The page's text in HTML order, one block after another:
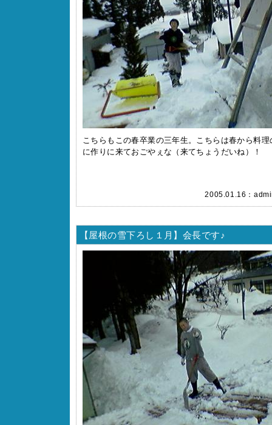
こちらもこの春卒業の三年生。こちらは春から料
に作りに来ておごやぇな（来てちょうだいね）！
2005.01.16：
【屋根の雪下ろし１月】会長です♪